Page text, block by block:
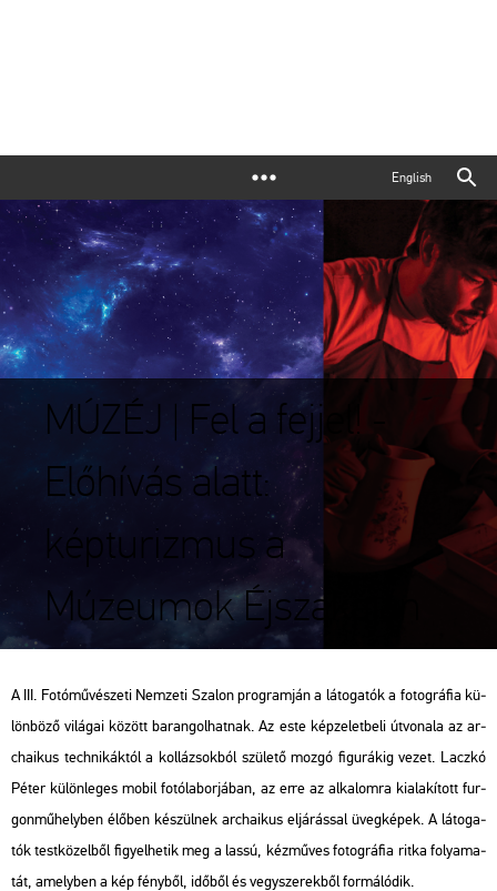
English
MÚZÉJ | Fel a fejjel! -
Előhívás alatt:
képturizmus a
Múzeumok Éjszakáján
A III. Fo­tó­mű­vé­sze­ti Nem­ze­ti Sza­lon prog­ram­ján a lá­to­ga­tók a fo­tog­rá­fia kü­
lön­bö­ző vi­lá­gai kö­zött ba­ran­gol­hat­nak. Az este kép­ze­let­be­li út­vo­na­la az ar­
cha­i­kus tech­ni­kák­tól a kol­lá­zsok­ból szü­le­tő mozgó fi­gu­rá­kig vezet. Lacz­kó
Péter kü­lön­le­ges mobil fo­tó­la­bor­já­ban, az erre az al­ka­lom­ra ki­ala­kí­tott fur­
gon­mű­hely­ben élő­ben ké­szül­nek ar­cha­i­kus el­já­rás­sal üveg­ké­pek. A lá­to­ga­
tók test­kö­zel­ből fi­gyel­he­tik meg a lassú, kéz­mű­ves fo­tog­rá­fia ritka fo­lya­ma­
tát, amely­ben a kép fény­ből, idő­ből és vegy­sze­rek­ből for­má­ló­dik.